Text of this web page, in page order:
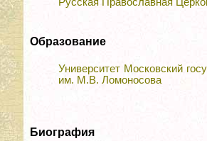
Образование
Университет Московский
им. М.В. Ломоносова
Биография